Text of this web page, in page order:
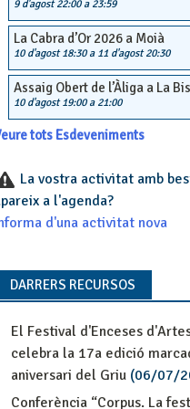
9 d'agost 22:00a 23:59
La Cabra d’Or 2026 a Moià
10 d'agost 18:30a 11 d'agost 20:30
Assaig Obert de l’Àliga a La
10 d'agost 19:00a 21:00
tots Esdeveniments
La vostra activitat amb
a l'agenda?
d'una activitat nova
DARRERS RECURSOS
El Festival d'Enceses
celebra la 17a edició
aniversari del Griu(06/07/
Conferència “Corpus. La